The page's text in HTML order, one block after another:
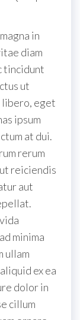
in
diam
tincidunt
ut
libero, eget
ipsum
at dui.
rerum
reiciendis
aut
minima
ullam
ex ea
dolor in
cillum